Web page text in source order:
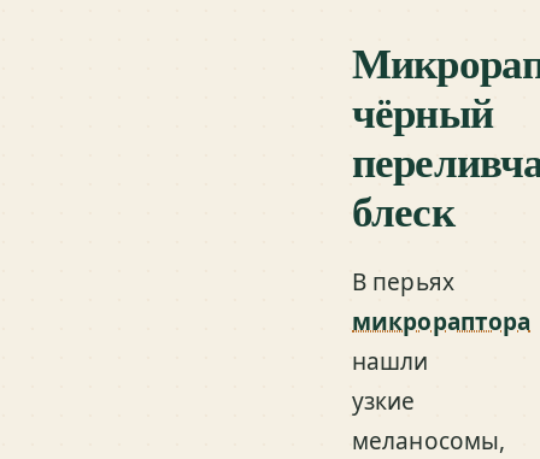
чёрный
блеск
В перьях
микрораптора
нашли
узкие
меланосомы,